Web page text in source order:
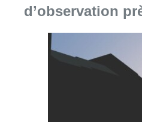
d’observation